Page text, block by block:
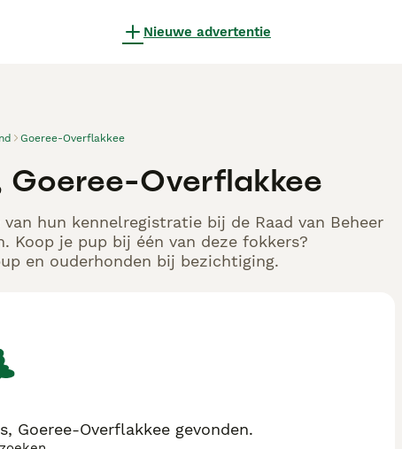
Nieuwe advertentie
Goeree-Overflakkee
Goeree-Overflakkee
hun kennelregistratie bij de Raad van Beheer
Koop je pup bij één van deze fokkers?
en ouderhonden bij bezichtiging.
Goeree-Overflakkee gevonden.